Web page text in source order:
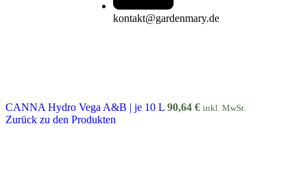
kontakt@gardenmary.de
CANNA Hydro Vega A&B | je 10 L 90,64 € inkl. MwSt.
Zurück zu den Produkten